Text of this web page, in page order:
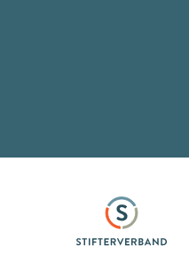
Senioren, Frauen und Jugend
Stifterverband